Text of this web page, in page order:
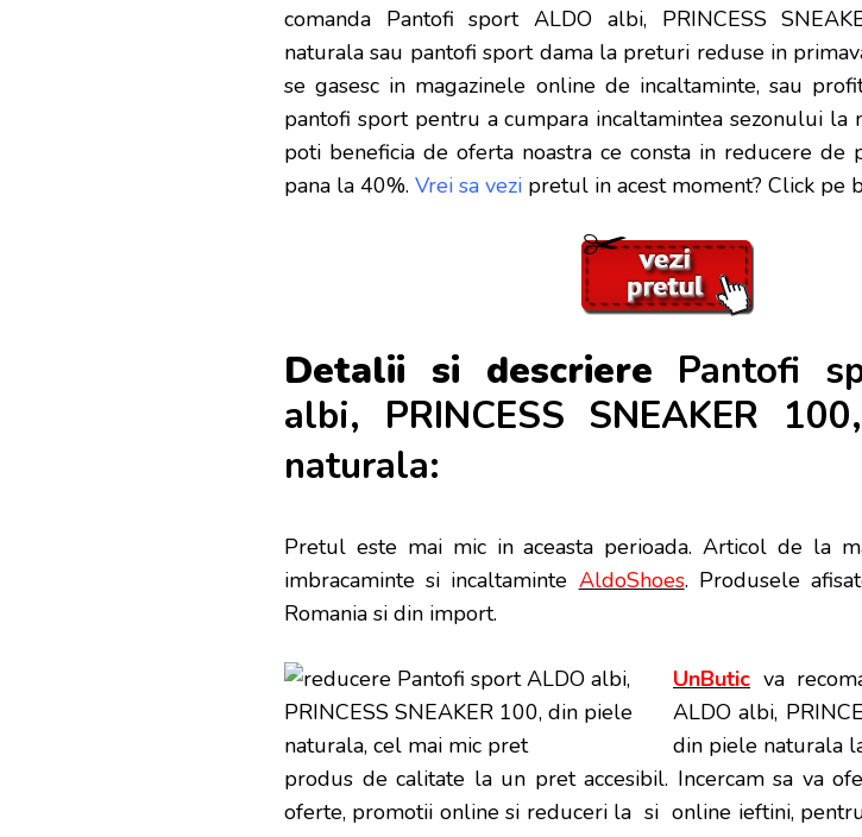
comanda Pantofi sport ALDO albi, PRINCESS
naturala sau pantofi sport dama la preturi reduse in
se gasesc in magazinele online de incaltaminte, sau
pantofi sport pentru a cumpara incaltamintea sezonului la
poti beneficia de oferta noastra ce consta in reducere de
pana la 40%. Vrei sa vezi pretul in acest moment? Click pe
Detalii si descriere Pantofi
albi, PRINCESS SNEAKER
naturala:
Pretul este mai mic in aceasta perioada. Articol de la
imbracaminte si incaltaminte AldoShoes. Produsele
Romania si din import.
UnButic va
ALDO albi,
din piele naturala
produs de calitate la un pret accesibil. Incercam sa va
oferte, promotii online si reduceri la si online ieftini,